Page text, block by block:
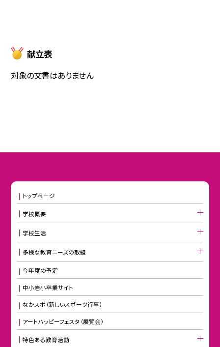
献立表
対象の文書はありません
トップページ
学校概要
学校生活
多様な教育ニーズの取組
今年度の予定
中小岩小卒業サイト
なかスポ（新しいスポーツ行事）
アートハッピーフェスタ（展覧会）
特色ある教育活動